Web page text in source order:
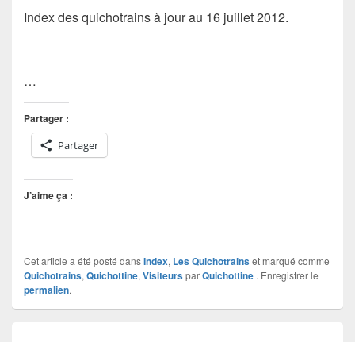
Index des quichotrains à jour au 16 juillet 2012.
…
Partager :
Partager
J’aime ça :
Cet article a été posté dansIndex, Les Quichotrainset marqué comme
Quichotrains, Quichottine, VisiteursparQuichottine . Enregistrer le
permalien.